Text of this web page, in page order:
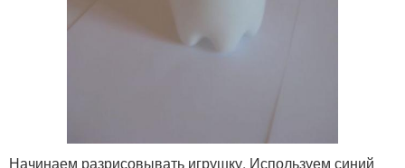
Начинаем разрисовывать игрушку. Используем синий